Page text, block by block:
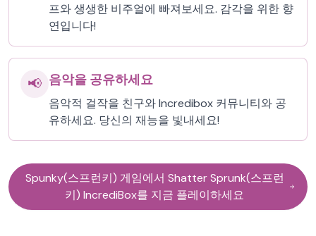
프와 생생한 비주얼에 빠져보세요. 감각을 위한 향
연입니다!
📢 음악을 공유하세요
음악적 걸작을 친구와 Incredibox 커뮤니티와 공
유하세요. 당신의 재능을 빛내세요!
Spunky(스프런키) 게임에서 Shatter Sprunk(스프런
키) IncrediBox를 지금 플레이하세요